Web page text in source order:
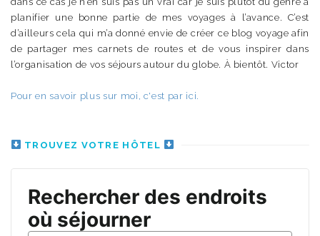
planifier une bonne partie de mes voyages à l’avance. C’est
d’ailleurs cela qui m’a donné envie de créer ce blog voyage afin
de partager mes carnets de routes et de vous inspirer dans
l’organisation de vos séjours autour du globe. À bientôt. Victor
Pour en savoir plus sur moi, c'est par ici.
TROUVEZ VOTRE HÔTEL